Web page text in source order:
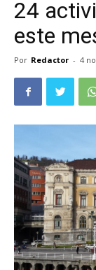
24
este
Por Redactor - 4